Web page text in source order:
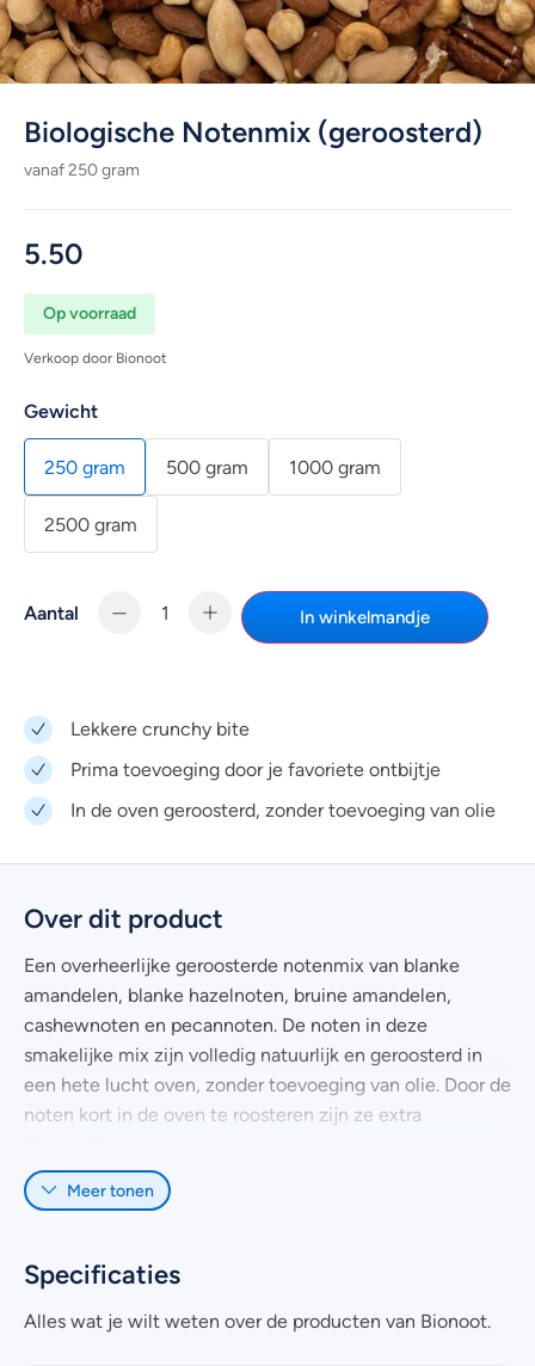
Biologische Notenmix (geroosterd)
vanaf 250 gram
5.50
Op voorraad
Verkoop door Bionoot
Gewicht
250 gram 500 gram 1000 gram
2500 gram
Aantal In winkelmandje
Lekkere crunchy bite
Prima toevoeging door je favoriete ontbijtje
In de oven geroosterd, zonder toevoeging van olie
Over dit product
Een overheerlijke geroosterde notenmix van blanke
amandelen, blanke hazelnoten, bruine amandelen,
cashewnoten en pecannoten. De noten in deze
smakelijke mix zijn volledig natuurlijk en geroosterd in
een hete lucht oven, zonder toevoeging van olie. Door de
noten kort in de oven te roosteren zijn ze extra
Ontdek het zelf en probeer nu de geroosterde
ontbijtje. De noten zijn uiteraard ook los te verkrijgen.
Meer tonen
Specificaties
Alles wat je wilt weten over de producten van Bionoot.